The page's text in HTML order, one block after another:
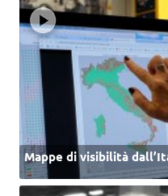
Mappe di visibilità